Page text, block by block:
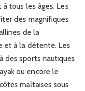
tous les âges. Les
des magnifiques
de la
et à la détente. Les
des sports nautiques
ou encore le
maltaises sous